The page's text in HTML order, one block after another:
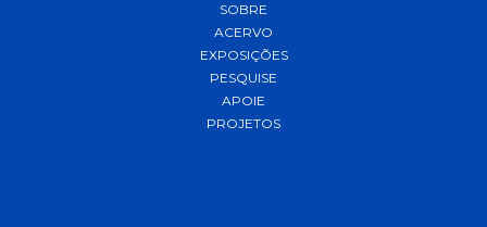
SOBRE
ACERVO
EXPOSIÇÕES
PESQUISE
APOIE
PROJETOS